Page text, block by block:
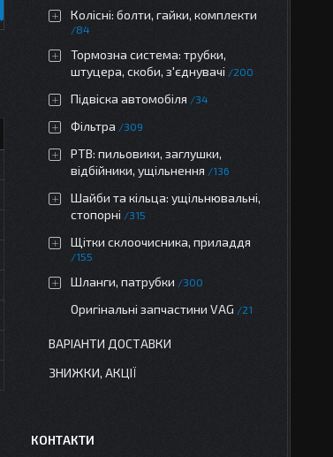
Колісні: болти, гайки, комплекти
84
Тормозна система: трубки,
штуцера, скоби, з'єднувачі
200
Підвіска автомобіля 34
Фільтра 309
РТВ: пильовики, заглушки,
відбійники, ущільнення
136
Шайби та кільца: ущільнювальні,
стопорні
315
Щітки склоочисника, приладдя
155
Шланги, патрубки 300
Оригінальні запчастини VAG 21
ВАРІАНТИ ДОСТАВКИ
ЗНИЖКИ, АКЦІЇ
КОНТАКТИ